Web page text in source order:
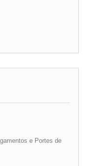
e Portes de